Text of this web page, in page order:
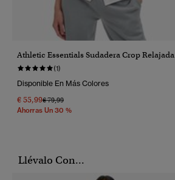
Athletic Essentials Sudadera Crop Relajada
(1)
Disponible En Más Colores
€ 55,99Precio Rebajado De
€ 79,99A
Ahorras Un 30 %
Llévalo Con...